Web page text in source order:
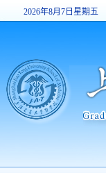
2026年8月7日星期五
8:18:11